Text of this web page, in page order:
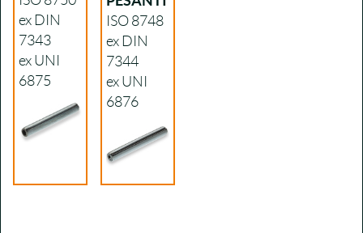
ex DIN
7343
ex UNI
6875
ISO 8748
ex DIN
7344
ex UNI
6876